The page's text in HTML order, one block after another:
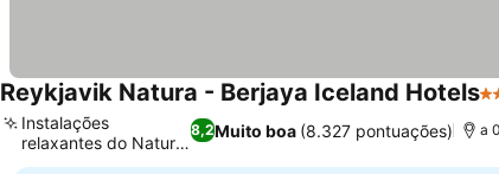
Reykjavik Natura - Berjaya Iceland Hotels4
8,2Muito boa (8.327 pontuações)
Instalações
relaxantes do Natura
Spa
a